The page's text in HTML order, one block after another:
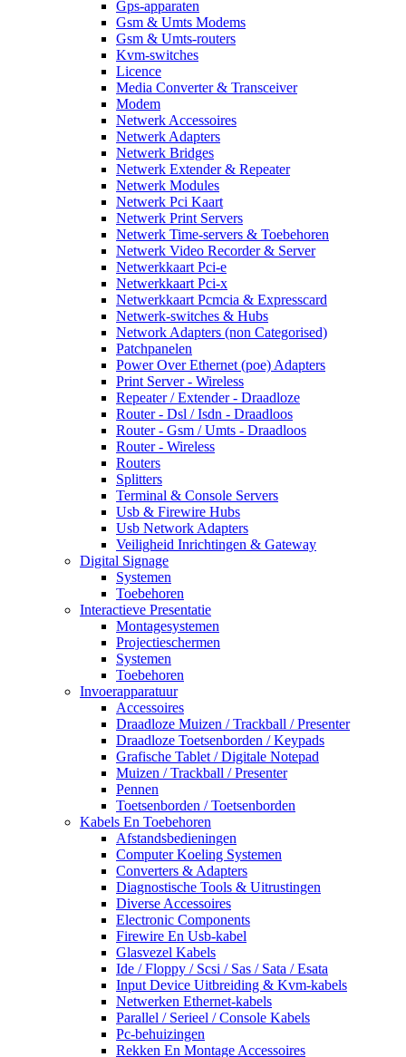
Gps-apparaten
Gsm & Umts Modems
Gsm & Umts-routers
Kvm-switches
Licence
Media Converter & Transceiver
Modem
Netwerk Accessoires
Netwerk Adapters
Netwerk Bridges
Netwerk Extender & Repeater
Netwerk Modules
Netwerk Pci Kaart
Netwerk Print Servers
Netwerk Time-servers & Toebehoren
Netwerk Video Recorder & Server
Netwerkkaart Pci-e
Netwerkkaart Pci-x
Netwerkkaart Pcmcia & Expresscard
Netwerk-switches & Hubs
Network Adapters (non Categorised)
Patchpanelen
Power Over Ethernet (poe) Adapters
Print Server - Wireless
Repeater / Extender - Draadloze
Router - Dsl / Isdn - Draadloos
Router - Gsm / Umts - Draadloos
Router - Wireless
Routers
Splitters
Terminal & Console Servers
Usb & Firewire Hubs
Usb Network Adapters
Veiligheid Inrichtingen & Gateway
Digital Signage
Systemen
Toebehoren
Interactieve Presentatie
Montagesystemen
Projectieschermen
Systemen
Toebehoren
Invoerapparatuur
Accessoires
Draadloze Muizen / Trackball / Presenter
Draadloze Toetsenborden / Keypads
Grafische Tablet / Digitale Notepad
Muizen / Trackball / Presenter
Pennen
Toetsenborden / Toetsenborden
Kabels En Toebehoren
Afstandsbedieningen
Computer Koeling Systemen
Converters & Adapters
Diagnostische Tools & Uitrustingen
Diverse Accessoires
Electronic Components
Firewire En Usb-kabel
Glasvezel Kabels
Ide / Floppy / Scsi / Sas / Sata / Esata
Input Device Uitbreiding & Kvm-kabels
Netwerken Ethernet-kabels
Parallel / Serieel / Console Kabels
Pc-behuizingen
Rekken En Montage Accessoires